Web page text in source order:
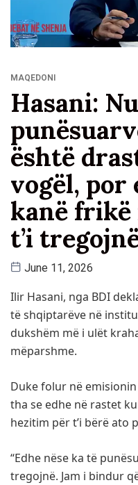
MAQEDONI
Hasani:
është
vogël, por
kanë
t’i
June 11, 2026
Ilir Hasani, nga BDI
të shqiptarëve në
dukshëm më i ulët
mëparshme.
Duke folur në emisionin
tha se edhe në rastet
hezitim për t’i bërë ato
“Edhe nëse ka të
tregojnë. Jam i bindur